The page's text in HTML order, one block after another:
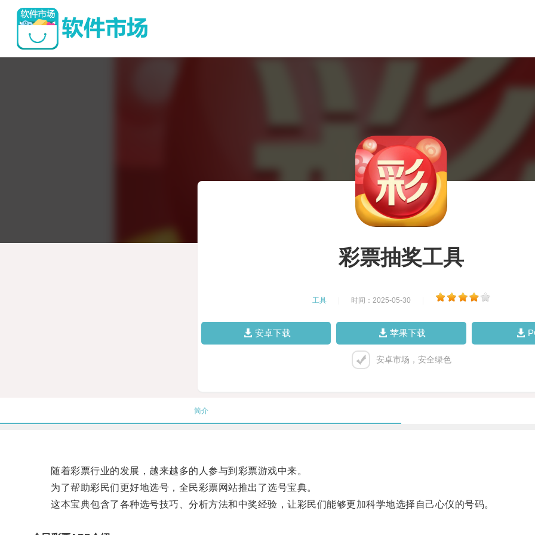
彩票抽奖工具
工具 时间：2025-05-30
安卓下载 苹果下载
安卓市场，安全绿色
简介
随着彩票行业的发展，越来越多的人参与到彩票游戏中来。
为了帮助彩民们更好地选号，全民彩票网站推出了选号宝典。
这本宝典包含了各种选号技巧、分析方法和中奖经验，让彩民们能够更加科学地选择自己心仪的号码。